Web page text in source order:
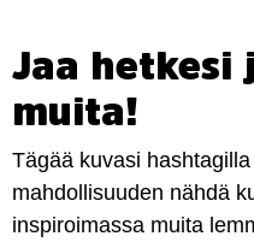
Jaa hetkesi
muita!
Tägää kuvasi
mahdollisuuden nähdä
inspiroimassa muita